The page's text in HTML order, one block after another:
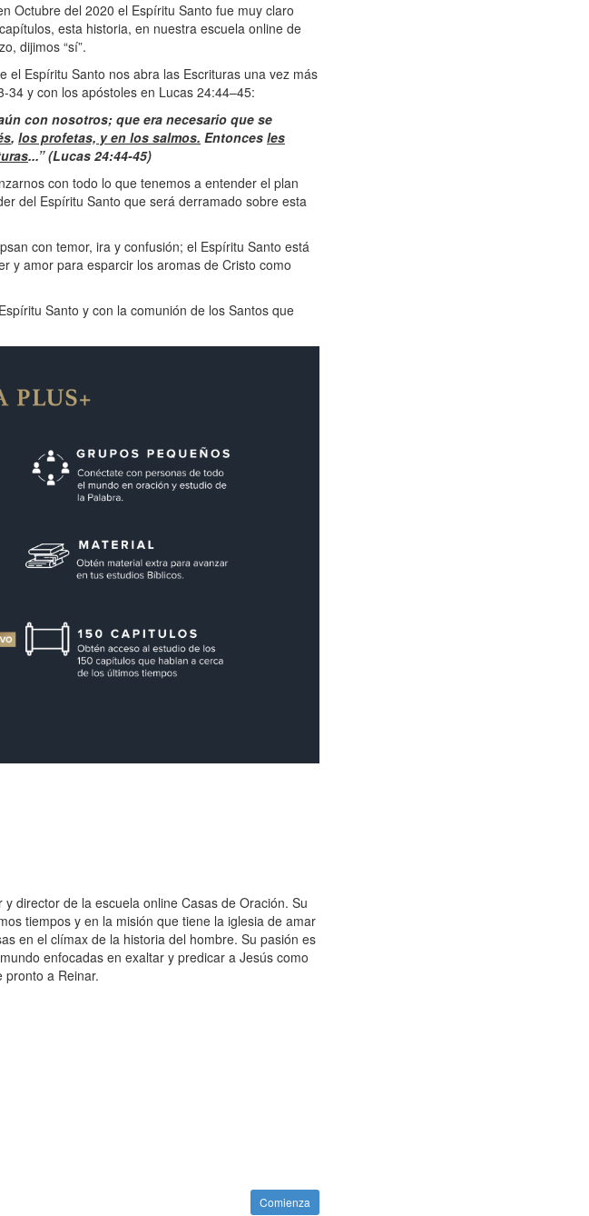
Octubre del 2020 el Espíritu Santo fue muy claro
esta historia, en nuestra escuela online de
dijimos “sí”.
el Espíritu Santo nos abra las Escrituras una vez más
y con los apóstoles en Lucas 24:44–45:
con nosotros; que era necesario que se
, los profetas, y en los salmos. Entonces les
...” (Lucas 24:44-45)
con todo lo que tenemos a entender el plan
del Espíritu Santo que será derramado sobre esta
con temor, ira y confusión; el Espíritu Santo está
y amor para esparcir los aromas de Cristo como
Santo y con la comunión de los Santos que
y director de la escuela online Casas de Oración. Su
tiempos y en la misión que tiene la iglesia de amar
en el clímax de la historia del hombre. Su pasión es
enfocadas en exaltar y predicar a Jesús como
pronto a Reinar.
Comienza